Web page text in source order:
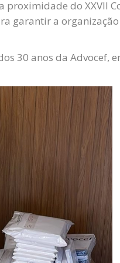
do XXVII
garantir a organização
30 anos da Advocef,